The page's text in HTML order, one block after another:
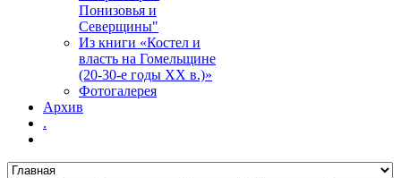
Понизовья и
Северщины"
Из книги «Костел и
власть на Гомельщине
(20-30-е годы ХХ в.)»
Фотогалерея
Архив
.